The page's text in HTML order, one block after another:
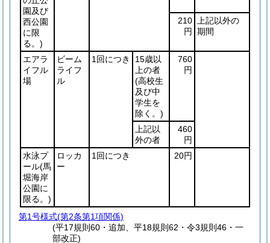
園及び
西公園
に限
る。)
210
円
上記以外の
期間
エアラ
イフル
場
ビーム
ライフ
ル
1回につき
15歳以
上の者
(高校生
及び中
学生を
除く。)
760
円
上記以
外の者
460
円
水泳プ
ール(馬
堀海岸
公園に
限る。)
ロッカ
ー
1回につき 20円
第1号様式(第2条第1項関係)
(平17規則60・追加、平18規則62・令3規則46・一
部改正)